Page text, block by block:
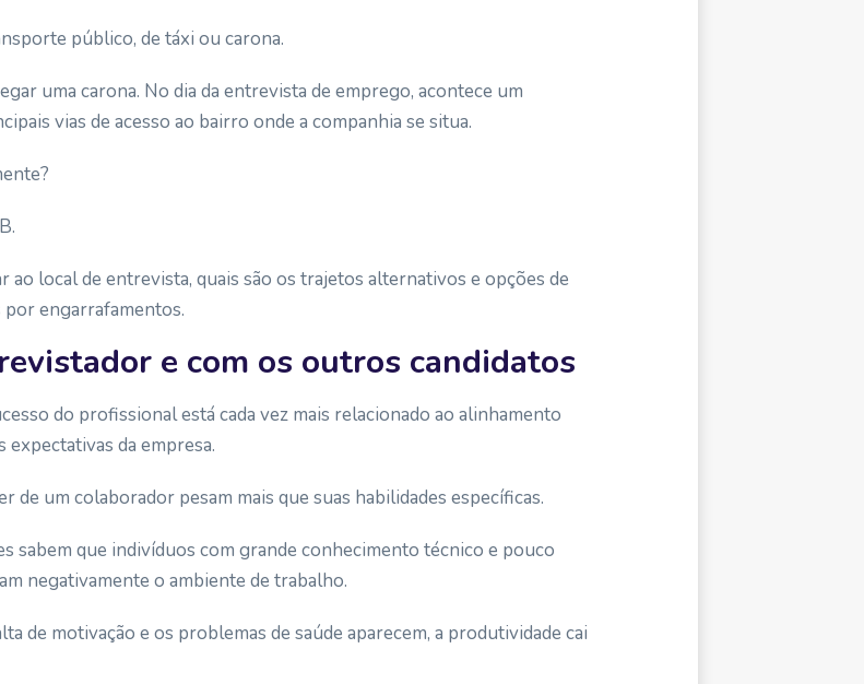
público, de táxi ou carona.
uma carona. No dia da entrevista de emprego, acontece um
vias de acesso ao bairro onde a companhia se situa.
ao local de entrevista, quais são os trajetos alternativos e opções de
engarrafamentos.
e com os outros candidatos
do profissional está cada vez mais relacionado ao alinhamento
expectativas da empresa.
de um colaborador pesam mais que suas habilidades específicas.
sabem que indivíduos com grande conhecimento técnico e pouco
negativamente o ambiente de trabalho.
de motivação e os problemas de saúde aparecem, a produtividade cai